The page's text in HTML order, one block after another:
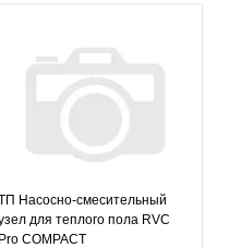
Насосно-смесительный
для теплого пола RVC
Pro COMPACT